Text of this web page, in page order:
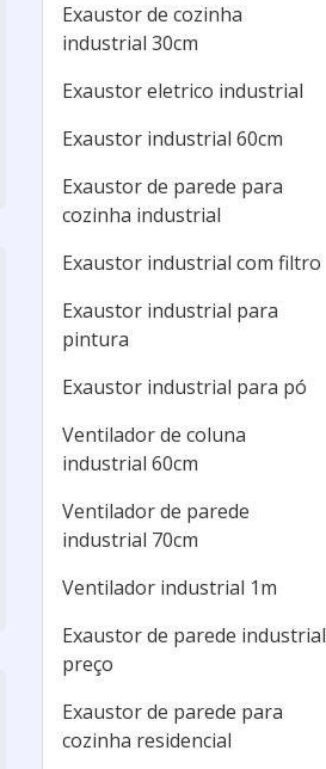
Exaustor de cozinha
industrial 30cm
Exaustor eletrico industrial
Exaustor industrial 60cm
Exaustor de parede para
cozinha industrial
Exaustor industrial com filtro
Exaustor industrial para
pintura
Exaustor industrial para pó
Ventilador de coluna
industrial 60cm
Ventilador de parede
industrial 70cm
Ventilador industrial 1m
Exaustor de parede industrial
preço
Exaustor de parede para
cozinha residencial